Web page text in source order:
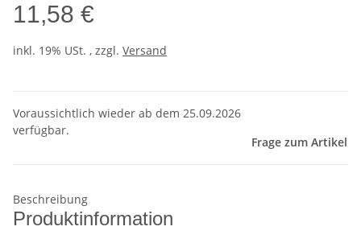
11,58 €
inkl. 19% USt. , zzgl. Versand
Voraussichtlich wieder ab dem 25.09.2026
verfügbar.
Frage zum Artikel
Beschreibung
Produktinformation